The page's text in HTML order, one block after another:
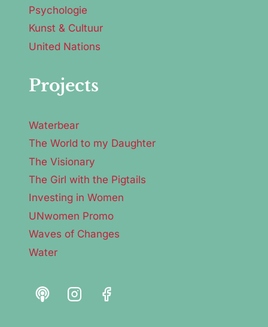
Psychologie
Kunst & Cultuur
United Nations
Projects
Waterbear
The World to my Daughter
The Visionary
The Girl with the Pigtails
Investing in Women
UNwomen Promo
Waves of Changes
Water